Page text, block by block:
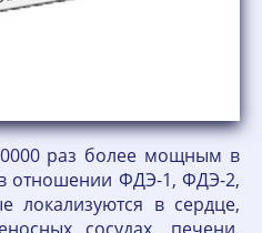
раз более мощным в
отношении ФДЭ-1, ФДЭ-2,
в сердце,